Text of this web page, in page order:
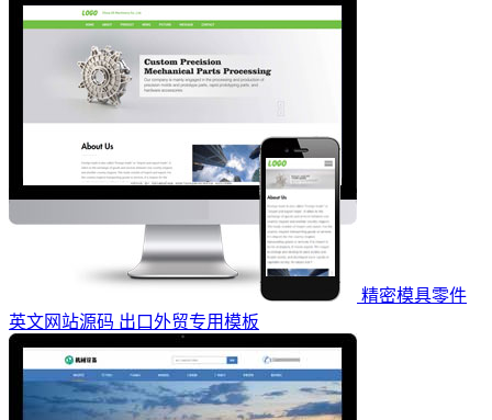
精密模具零件
英文网站源码 出口外贸专用模板